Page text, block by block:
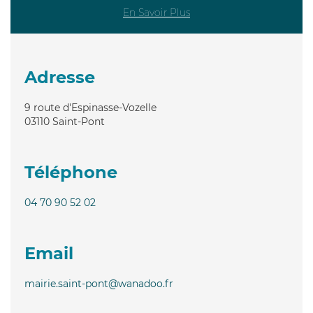
En Savoir Plus
Adresse
9 route d'Espinasse-Vozelle
03110 Saint-Pont
Téléphone
04 70 90 52 02
Email
mairie.saint-pont@wanadoo.fr